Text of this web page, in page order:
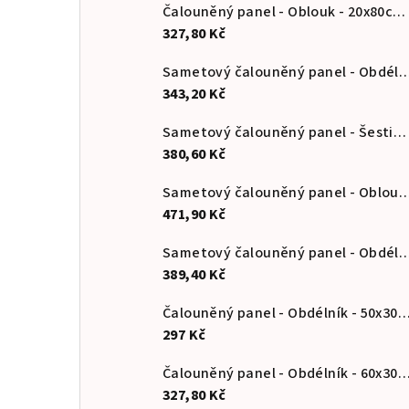
Čalouněný panel - Oblouk - 20x80cm
327,80 Kč
Sametový čalouněný
343,20 Kč
Sametový čalouněný panel - Šestiúhelník - 35x40cm
380,60 Kč
Sametový čalouněný
471,90 Kč
Sametový čalouněný
389,40 Kč
Čalouněný panel - Obdélník - 50x30cm
297 Kč
Čalouněný panel - Obdélník - 60x30cm
327,80 Kč